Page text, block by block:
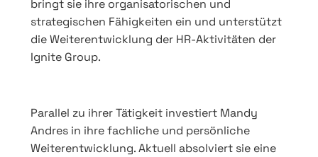
bringt sie ihre organisatorischen und
strategischen Fähigkeiten ein und unterstützt
die Weiterentwicklung der HR-Aktivitäten der
Ignite Group.
Parallel zu ihrer Tätigkeit investiert Mandy
Andres in ihre fachliche und persönliche
Weiterentwicklung. Aktuell absolviert sie eine